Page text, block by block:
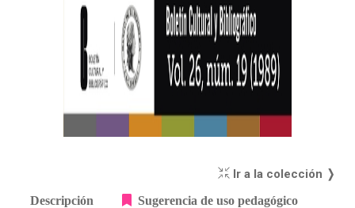
Ir a la colección ❭
Descripción Sugerencia de uso pedagógico